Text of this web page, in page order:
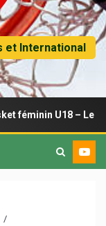
et International
U18 – Le Mali